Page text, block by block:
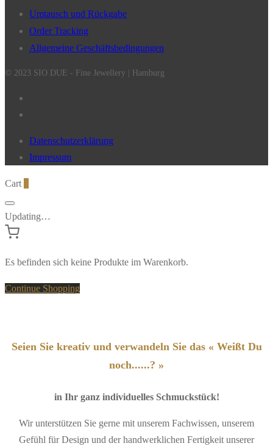
Umtausch und Rückgabe
Order Tracking
Allgemeine Geschäftsbedingungen
© 2023 SIO DUE - Fine Jewellery | Hamburg
Datenschutzerklärung
Impressum
Cart
Updating…
Es befinden sich keine Produkte im Warenkorb.
Continue Shopping
Seien Sie kreativ und verwandeln Sie das « Weißt Du
noch......? »
in Ihr ganz individuelles Schmuckstück!
Wir unterstützen Sie gerne mit unserem Fachwissen, unserem
Gefühl für Design und der handwerklichen Fertigkeit unserer